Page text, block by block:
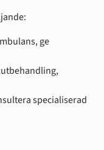
ge
specialiserad